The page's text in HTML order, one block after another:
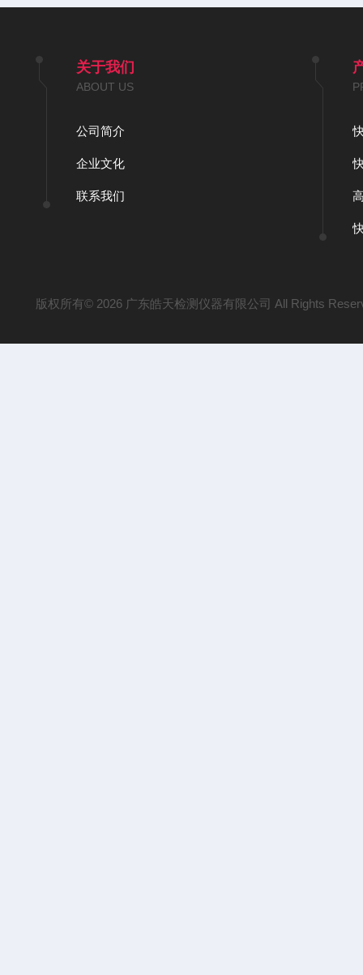
关于我们
ABOUT US
公司简介
企业文化
联系我们
版权所有© 2026 广东皓天检测仪器有限公司 All Rights